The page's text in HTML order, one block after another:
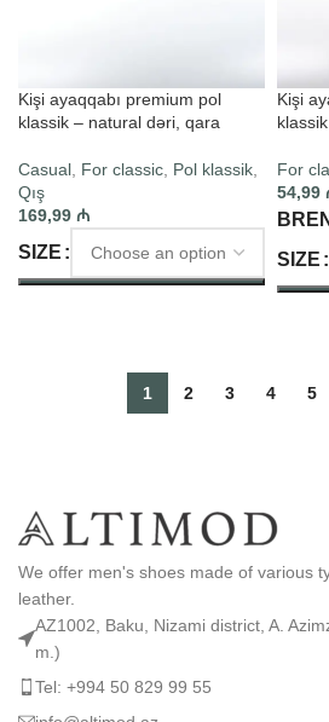
Kişi ayaqqabı premium pol
klassik – natural dəri, qara
Casual For classic Pol klassik
Qış
169,99 ₼
SIZE
Kişi
For
54,99
SIZE
1 2 3 4 5
We offer men's shoes made of various
leather.
AZ1002, Baku, Nizami district, A.
m.)
Tel: +994 50 829 99 55